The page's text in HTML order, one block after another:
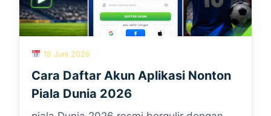
18 Juni 2026
Cara Daftar Akun Aplikasi Nonton
Piala Dunia 2026